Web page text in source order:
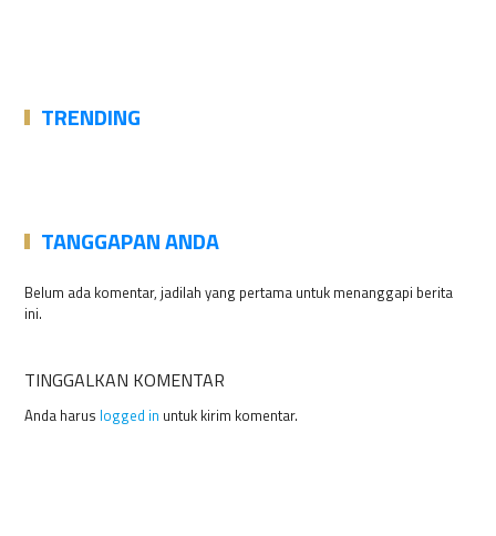
TRENDING
TANGGAPAN ANDA
Belum ada komentar, jadilah yang pertama untuk menanggapi berita
ini.
TINGGALKAN KOMENTAR
Anda harus logged in untuk kirim komentar.